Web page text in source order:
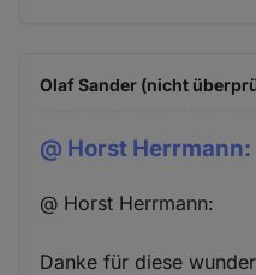
Olaf Sander (nicht
@ Horst Herrmann:
@ Horst Herrmann:
Danke für diese